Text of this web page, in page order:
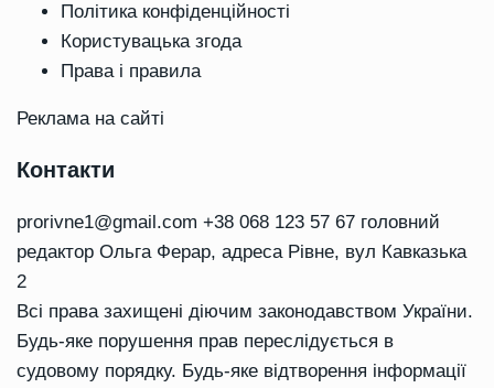
Політика конфіденційності
Користувацька згода
Права і правила
Реклама на сайті
Контакти
prorivne1@gmail.com +38 068 123 57 67 головний
редактор Ольга Ферар, адреса Рівне, вул Кавказька
2
Всі права захищені діючим законодавством України.
Будь-яке порушення прав переслідується в
судовому порядку. Будь-яке відтворення інформації